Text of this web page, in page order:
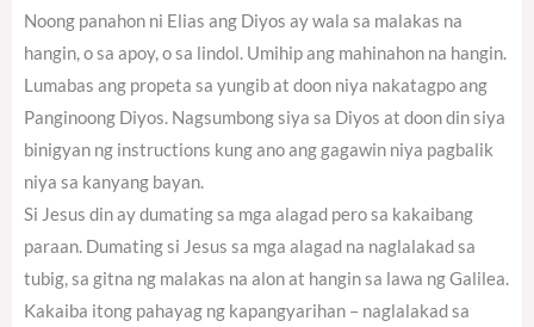
Noong panahon ni Elias ang Diyos ay wala sa malakas na
hangin, o sa apoy, o sa lindol. Umihip ang mahinahon na hangin.
Lumabas ang propeta sa yungib at doon niya nakatagpo ang
Panginoong Diyos. Nagsumbong siya sa Diyos at doon din siya
binigyan ng instructions kung ano ang gagawin niya pagbalik
niya sa kanyang bayan.
Si Jesus din ay dumating sa mga alagad pero sa kakaibang
paraan. Dumating si Jesus sa mga alagad na naglalakad sa
tubig, sa gitna ng malakas na alon at hangin sa lawa ng Galilea.
Kakaiba itong pahayag ng kapangyarihan – naglalakad sa